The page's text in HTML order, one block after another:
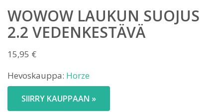
WOWOW LAUKUN SUOJUS
2.2 VEDENKESTÄVÄ
15,95 €
Hevoskauppa: Horze
SIIRRY KAUPPAAN »